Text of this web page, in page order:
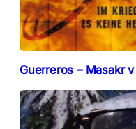
Guerreros – Masakr